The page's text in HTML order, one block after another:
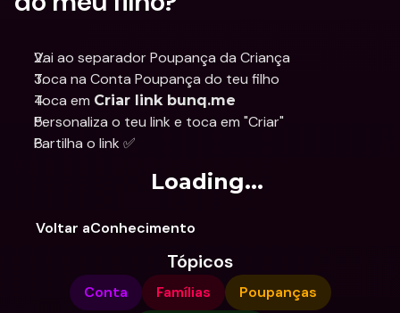
Vai ao separador Poupança da Criança
Toca na Conta Poupança do teu filho
Toca em Criar link bunq.me
Personaliza o teu link e toca em "Criar"
Partilha o link ✅
Loading...
Voltar aConhecimento
Tópicos
Conta Famílias
Poupanças